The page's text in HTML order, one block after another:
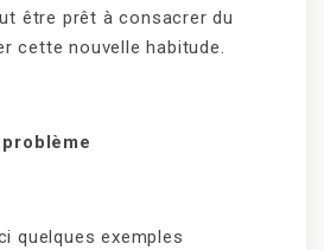
être prêt à consacrer du
cette nouvelle habitude.
quelques exemples